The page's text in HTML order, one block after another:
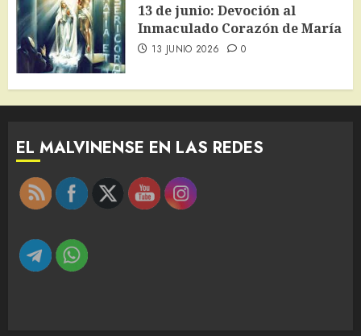
13 de junio: Devoción al
Inmaculado Corazón de María
13 JUNIO 2026 0
EL MALVINENSE EN LAS REDES